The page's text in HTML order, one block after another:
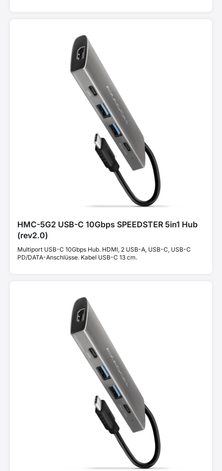
HMC-5G2 USB-C 10Gbps SPEEDSTER 5in1 Hub
(rev2.0)
Multiport USB-C 10Gbps Hub. HDMI, 2 USB-A, USB-C, USB-C
PD/DATA-Anschlüsse. Kabel USB-C 13 cm.